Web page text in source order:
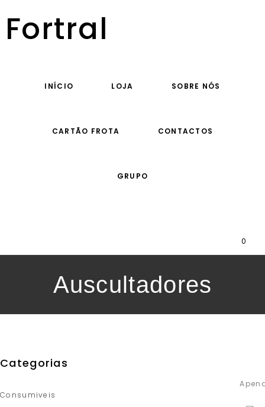
Fortral
INÍCIO LOJA SOBRE NÓS
CARTÃO FROTA CONTACTOS
GRUPO
0
Auscultadores
Categorias
Consumiveis